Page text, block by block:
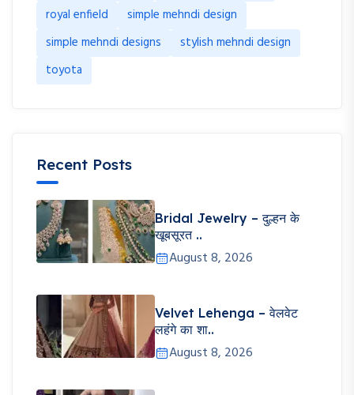
royal enfield
simple mehndi design
simple mehndi designs
stylish mehndi design
toyota
Recent Posts
Bridal Jewelry – दुल्हन के
खूबसूरत ..
August 8, 2026
Velvet Lehenga – वेलवेट
लहंगे का शा..
August 8, 2026